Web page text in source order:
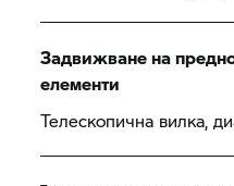
Задвижване на
елементи
Телескопична вилка,